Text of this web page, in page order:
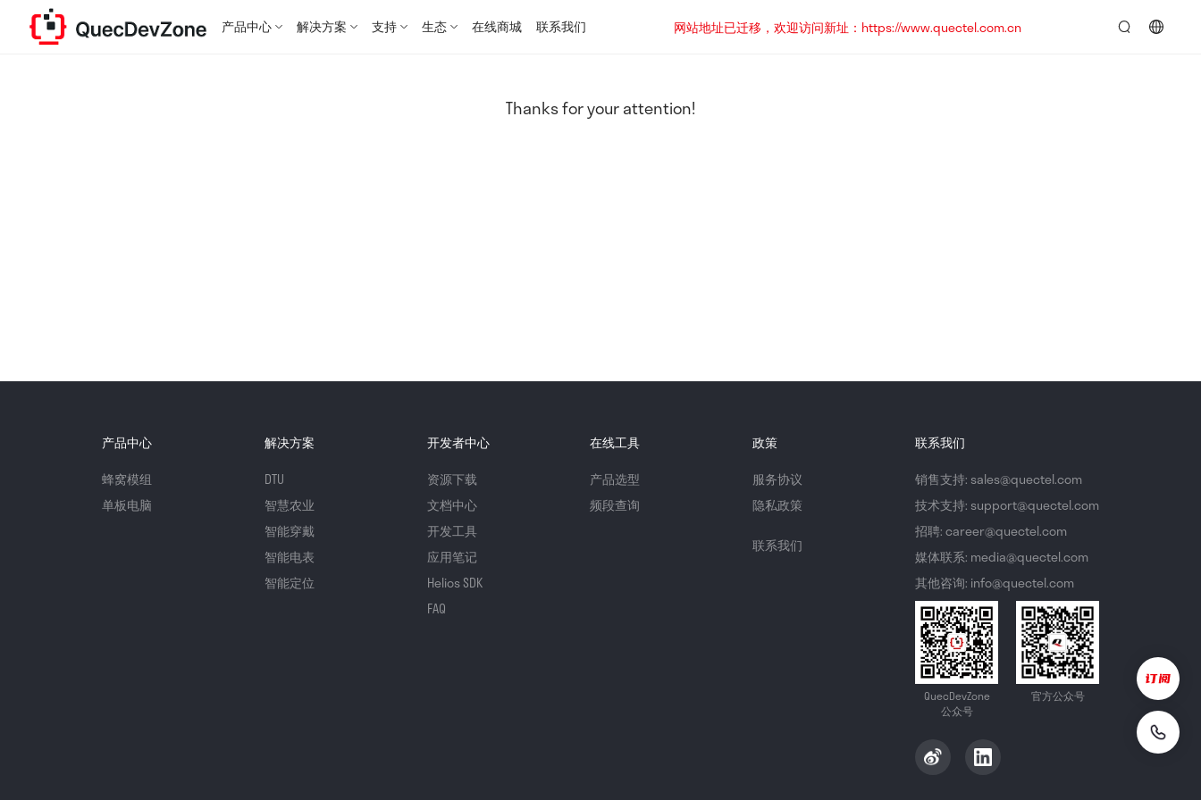
产品中心 解决方案 支持 生态 在线商城 联系我们
网站地址已迁移，欢迎访问新址：https://www.quectel.com.cn
Thanks for your attention!
产品中心
蜂窝模组
单板电脑
解决方案
DTU
智慧农业
智能穿戴
智能电表
智能定位
开发者中心
资源下载
文档中心
开发工具
应用笔记
Helios SDK
FAQ
在线工具
产品选型
频段查询
政策
服务协议
隐私政策
联系我们
联系我们
销售支持: sales@quectel.com
技术支持: support@quectel.com
招聘: career@quectel.com
媒体联系: media@quectel.com
其他咨询: info@quectel.com
QuecDevZone
公众号
官方公众号